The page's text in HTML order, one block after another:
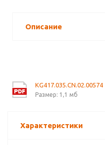
Описание
KG417.035.CN.02.00574
Размер: 1,1 мб
Характеристики